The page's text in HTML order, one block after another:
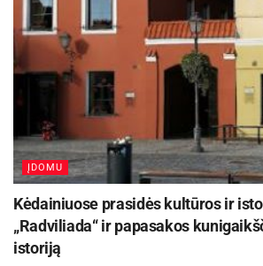
ĮDOMU
Kėdainiuose prasidės kultūros ir
„Radviliada“ ir papasakos
istoriją